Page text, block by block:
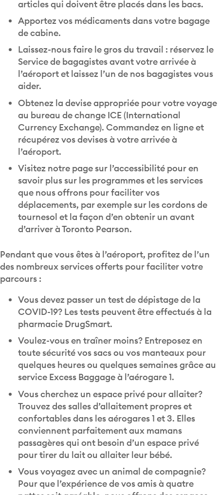
Apportez vos médicaments dans votre bagage
de cabine.
Laissez-nous faire le gros du travail : réservez le
Service de bagagistes avant votre arrivée à
l’aéroport et laissez l’un de nos bagagistes vous
aider.
Obtenez la devise appropriée pour votre voyage
au bureau de change ICE (International
Currency Exchange). Commandez en ligne et
récupérez vos devises à votre arrivée à
l’aéroport.
Visitez notre page sur l’accessibilité pour en
savoir plus sur les programmes et les services
que nous offrons pour faciliter vos
déplacements, par exemple sur les cordons de
tournesol et la façon d’en obtenir un avant
d’arriver à Toronto Pearson.
des nombreux services offerts pour faciliter votre
parcours :
COVID-19? Les tests peuvent être effectués à la
pharmacie DrugSmart.
Voulez-vous en traîner moins? Entreposez en
toute sécurité vos sacs ou vos manteaux pour
quelques heures ou quelques semaines grâce au
service Excess Baggage à l’aérogare 1.
Vous cherchez un espace privé pour allaiter?
Trouvez des salles d’allaitement propres et
confortables dans les aérogares 1 et 3. Elles
conviennent parfaitement aux mamans
passagères qui ont besoin d’un espace privé
pour tirer du lait ou allaiter leur bébé.
Vous voyagez avec un animal de compagnie?
Pour que l’expérience de vos amis à quatre
pattes soit agréable, nous offrons des espaces